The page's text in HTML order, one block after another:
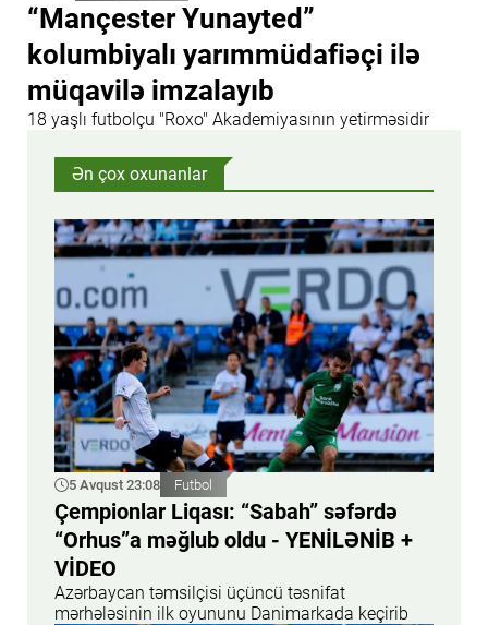
“Mançester Yunayted”
kolumbiyalı yarımmüdafiəçi ilə
müqavilə imzalayıb
18 yaşlı futbolçu "Roxo" Akademiyasının yetirməsidir
Ən çox oxunanlar
5 Avqust 23:08 Futbol
Çempionlar Liqası: “Sabah” səfərdə
“Orhus”a məğlub oldu - YENİLƏNİB +
VİDEO
Azərbaycan təmsilçisi üçüncü təsnifat
mərhələsinin ilk oyununu Danimarkada keçirib